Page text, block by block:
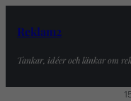
Reklam2
Tankar, idéer och länkar om